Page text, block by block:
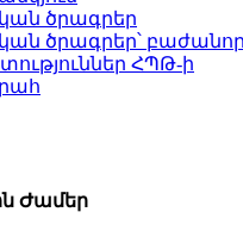
ծրագրեր
ծրագրեր՝
ՀՊԹ-ի
Ժամեր